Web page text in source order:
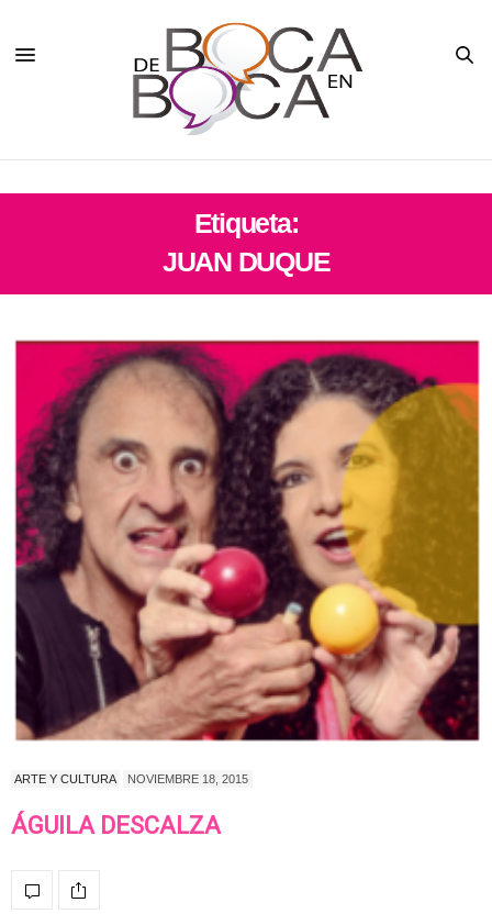
Etiqueta:
JUAN DUQUE
ARTE Y CULTURA NOVIEMBRE 18, 2015
ÁGUILA DESCALZA